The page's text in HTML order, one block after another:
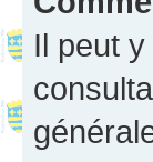
Il peut